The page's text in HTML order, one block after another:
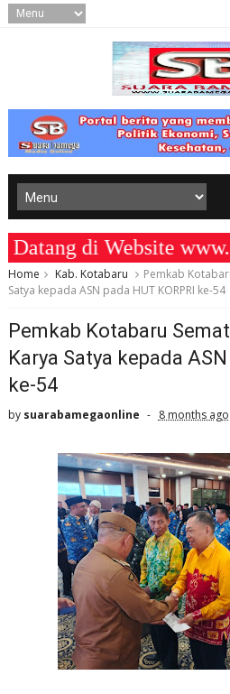
di Website
Home Kab. Kotabaru
Pemkab
Satya kepada ASN pada HUT KORPRI ke-54
Pemkab Kotabaru
Karya Satya kepada
ke-54
by suarabamegaonline 8 months ago